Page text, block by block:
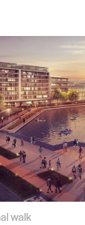
walk